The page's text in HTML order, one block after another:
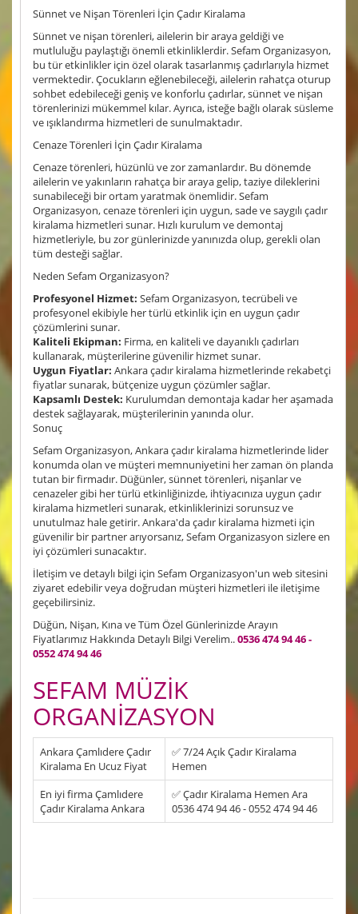
Sünnet ve Nişan Törenleri İçin Çadır Kiralama
Sünnet ve nişan törenleri, ailelerin bir araya geldiği ve
mutluluğu paylaştığı önemli etkinliklerdir. Sefam Organizasyon,
bu tür etkinlikler için özel olarak tasarlanmış çadırlarıyla hizmet
vermektedir. Çocukların eğlenebileceği, ailelerin rahatça oturup
sohbet edebileceği geniş ve konforlu çadırlar, sünnet ve nişan
törenlerinizi mükemmel kılar. Ayrıca, isteğe bağlı olarak süsleme
ve ışıklandırma hizmetleri de sunulmaktadır.
Cenaze Törenleri İçin Çadır Kiralama
Cenaze törenleri, hüzünlü ve zor zamanlardır. Bu dönemde
ailelerin ve yakınların rahatça bir araya gelip, taziye dileklerini
sunabileceği bir ortam yaratmak önemlidir. Sefam
Organizasyon, cenaze törenleri için uygun, sade ve saygılı çadır
kiralama hizmetleri sunar. Hızlı kurulum ve demontaj
hizmetleriyle, bu zor günlerinizde yanınızda olup, gerekli olan
tüm desteği sağlar.
Neden Sefam Organizasyon?
Profesyonel Hizmet: Sefam Organizasyon, tecrübeli ve
profesyonel ekibiyle her türlü etkinlik için en uygun çadır
çözümlerini sunar.
Kaliteli Ekipman: Firma, en kaliteli ve dayanıklı çadırları
kullanarak, müşterilerine güvenilir hizmet sunar.
Uygun Fiyatlar: Ankara çadır kiralama hizmetlerinde rekabetçi
fiyatlar sunarak, bütçenize uygun çözümler sağlar.
Kapsamlı Destek: Kurulumdan demontaja kadar her aşamada
destek sağlayarak, müşterilerinin yanında olur.
Sonuç
Sefam Organizasyon, Ankara çadır kiralama hizmetlerinde lider
konumda olan ve müşteri memnuniyetini her zaman ön planda
tutan bir firmadır. Düğünler, sünnet törenleri, nişanlar ve
cenazeler gibi her türlü etkinliğinizde, ihtiyacınıza uygun çadır
kiralama hizmetleri sunarak, etkinliklerinizi sorunsuz ve
unutulmaz hale getirir. Ankara'da çadır kiralama hizmeti için
güvenilir bir partner arıyorsanız, Sefam Organizasyon sizlere en
iyi çözümleri sunacaktır.
İletişim ve detaylı bilgi için Sefam Organizasyon'un web sitesini
ziyaret edebilir veya doğrudan müşteri hizmetleri ile iletişime
geçebilirsiniz.
Düğün, Nişan, Kına ve Tüm Özel Günlerinizde Arayın
Fiyatlarımız Hakkında Detaylı Bilgi Verelim..0536 474 94 46 -
0552 474 94 46
SEFAM MÜZİK
ORGANİZASYON
Ankara Çamlıdere Çadır
Kiralama En Ucuz Fiyat
✅ 7/24 Açık Çadır Kiralama
Hemen
En iyi firma Çamlıdere
Çadır Kiralama Ankara
✅ Çadır Kiralama Hemen Ara
0536 474 94 46 - 0552 474 94 46